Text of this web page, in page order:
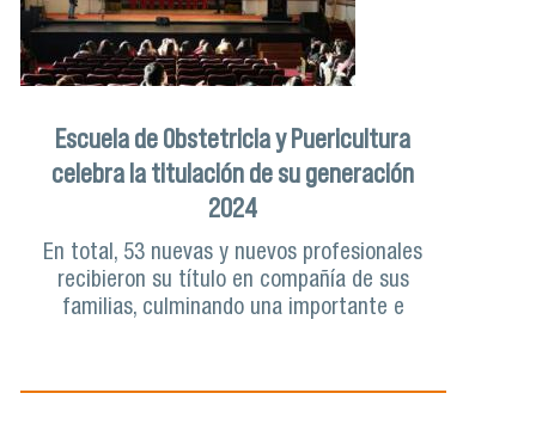
Escuela de Obstetricia y Puericultura
celebra la titulación de su generación
2024
En total, 53 nuevas y nuevos profesionales
recibieron su título en compañía de sus
familias, culminando una importante e